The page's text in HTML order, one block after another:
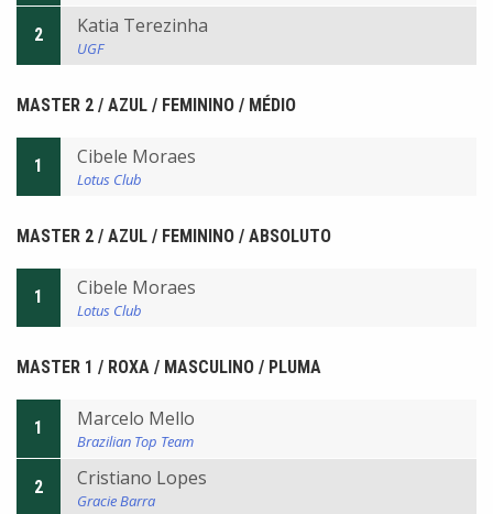
2 Katia Terezinha
UGF
MASTER 2 / AZUL / FEMININO / MÉDIO
1 Cibele Moraes
Lotus Club
MASTER 2 / AZUL / FEMININO / ABSOLUTO
1 Cibele Moraes
Lotus Club
MASTER 1 / ROXA / MASCULINO / PLUMA
1 Marcelo Mello
Brazilian Top Team
2 Cristiano Lopes
Gracie Barra